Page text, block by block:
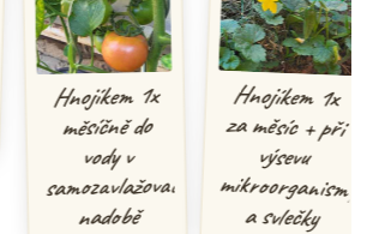
Hnojíkem 1x
měsíčně do
vody v
samozavlažovací
nadobě
Hnojíkem 1x
za měsíc + při
výsevu
mikroorganismy
a svlečky